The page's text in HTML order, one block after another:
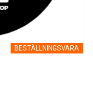
BESTÄLLNINGSVARA